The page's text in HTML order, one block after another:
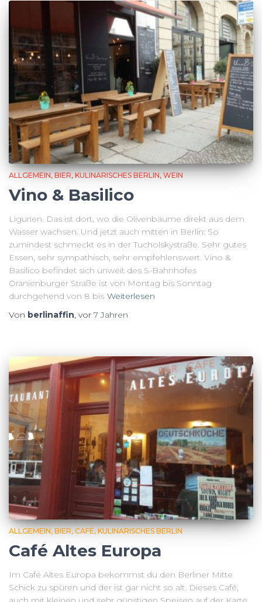
ALLGEMEIN BIER KULINARISCHES BERLIN WEIN
Vino & Basilico
Ligurien. Das ist dort, wo die Olivenbäume direkt aus dem
Wasser wachsen. Und jetzt auch mitten in Berlin: So
zumindest schmeckt es in der Tucholskystraße. Sehr gutes
Essen, sehr sympathisch, sehr empfehlenswert. Vino &
Basilico befindet sich unweit des S-Bahnhofes
Oranienburger Straße ist von Montag bis Sonntag
durchgehend von 8 bis Weiterlesen
Von berlinaffin, vor 7 Jahren
ALLGEMEIN BIER CAFÉ KULINARISCHES BERLIN
Café Altes Europa
Im Café Altes Europa bekommst du den Berliner Mitte
Schick zu spüren und der ist gar nicht so alt. Dieses Café,